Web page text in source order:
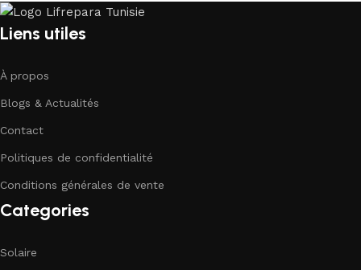
Liens utiles
À propos
Blogs & Actualités
Contact
Politiques de confidentialité
Conditions générales de vente
Categories
Solaire